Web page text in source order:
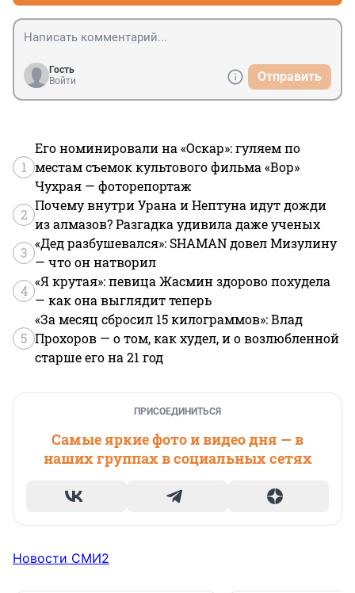
Гость
Войти
Отправить
1
Его номинировали на «Оскар»: гуляем по
местам съемок культового фильма «Вор»
Чухрая — фоторепортаж
2
Почему внутри Урана и Нептуна идут дожди
из алмазов? Разгадка удивила даже ученых
3
«Дед разбушевался»: SHAMAN довел Мизулину
— что он натворил
4
«Я крутая»: певица Жасмин здорово похудела
— как она выглядит теперь
5
«За месяц сбросил 15 килограммов»: Влад
Прохоров — о том, как худел, и о возлюбленной
старше его на 21 год
ПРИСОЕДИНИТЬСЯ
Самые яркие фото и видео дня — в
наших группах в социальных сетях
Новости СМИ2